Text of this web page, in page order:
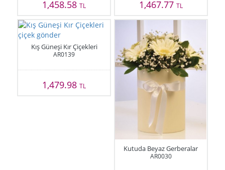
1,458.58TL 1,467.77 TL
Kış Güneşi Kır Çiçekleri
AR0139
1,479.98TL
Kutuda Beyaz Gerberalar
AR0030